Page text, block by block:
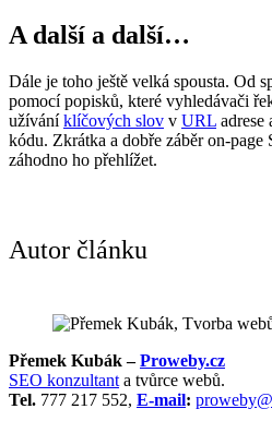
A další a další…
Dále je toho ještě velká spousta. Od
pomocí popisků, které vyhledávači
užíváníklíčových slov v URL adrese
kódu. Zkrátka a dobře záběr on-
záhodno ho přehlížet.
Autor článku
Přemek Kubák –Proweby.cz
SEO konzultant a tvůrce webů.
Tel. 777 217 552, E-mail: